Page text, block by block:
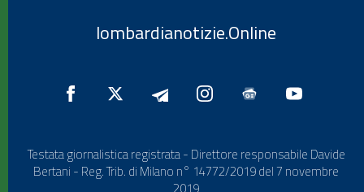
lombardianotizie.Online
Testata giornalistica registrata - Direttore responsabile Davide
Bertani - Reg. Trib. di Milano n° 14772/2019 del 7 novembre